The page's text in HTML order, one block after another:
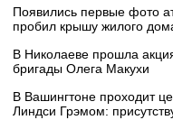
Появились первые фото
пробил крышу жилого
В Николаеве прошла
бригады Олега Макухи
В Вашингтоне проходит
Линдси Грэмом: